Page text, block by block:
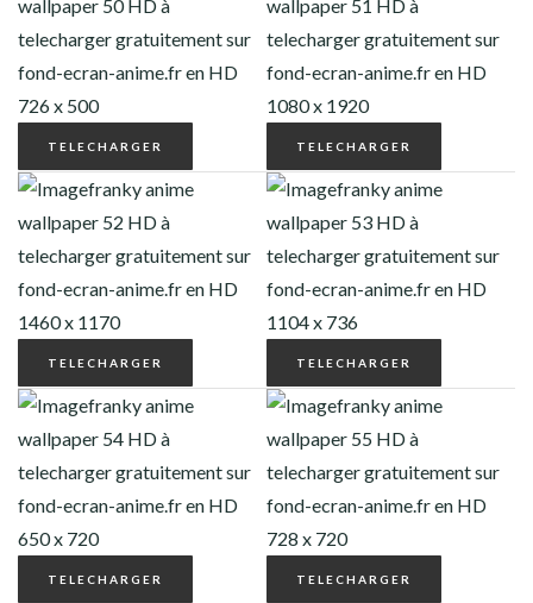
TELECHARGER TELECHARGER
TELECHARGER TELECHARGER
TELECHARGER TELECHARGER